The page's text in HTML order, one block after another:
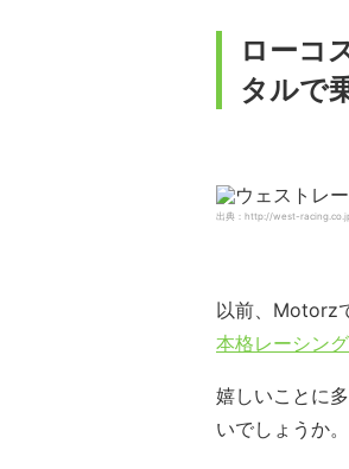
ローコ
タルで
出典：http://west-
以前、Motorz
本格レーシン
嬉しいことに
いでしょうか。